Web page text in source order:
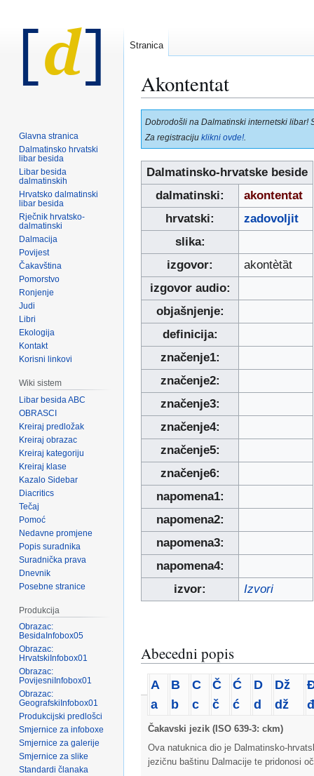
Akontentat
Prijeđi
na
navigaciju
Prijeđi
na
pretraživanje
Dobrodošli na Dalmatinski internetski libar!
Za registraciju klikni ovde!
Dalmatinsko-hrvatske beside
dalmatinski:
akontentat
hrvatski:
zadovoljit
slika:
izgovor:
akontètȁt
izgovor audio:
objašnjenje:
definicija:
značenje1:
značenje2:
značenje3:
značenje4:
značenje5:
značenje6:
napomena1:
napomena2:
napomena3:
napomena4:
izvor:
Izvori
Abecedni popis
A
a
B
b
C
c
Č
č
Ć
ć
D
d
Dž
dž
đ
Čakavski jezik (ISO 639-3: ckm)
Ova natuknica dio je Dalmatinsko-
jezičnu baštinu Dalmacije te pridonosi
Stranica
Glavna stranica
Dalmatinsko hrvatski
libar besida
Libar besida
dalmatinskih
Hrvatsko dalmatinski
libar besida
Rječnik hrvatsko-
dalmatinski
Dalmacija
Povijest
Čakavština
Pomorstvo
Ronjenje
Judi
Libri
Ekologija
Kontakt
Korisni linkovi
Wiki sistem
Libar besida ABC
OBRASCI
Kreiraj predložak
Kreiraj obrazac
Kreiraj kategoriju
Kreiraj klase
Kazalo Sidebar
Diacritics
Tečaj
Pomoć
Nedavne promjene
Popis suradnika
Suradnička prava
Dnevnik
Posebne stranice
Produkcija
Obrazac:
BesidaInfobox05
Obrazac:
HrvatskiInfobox01
Obrazac:
PovijesniInfobox01
Obrazac:
GeografskiInfobox01
Produkcijski predlošci
Smjernice za infoboxe
Smjernice za galerije
Smjernice za slike
Standardi članaka